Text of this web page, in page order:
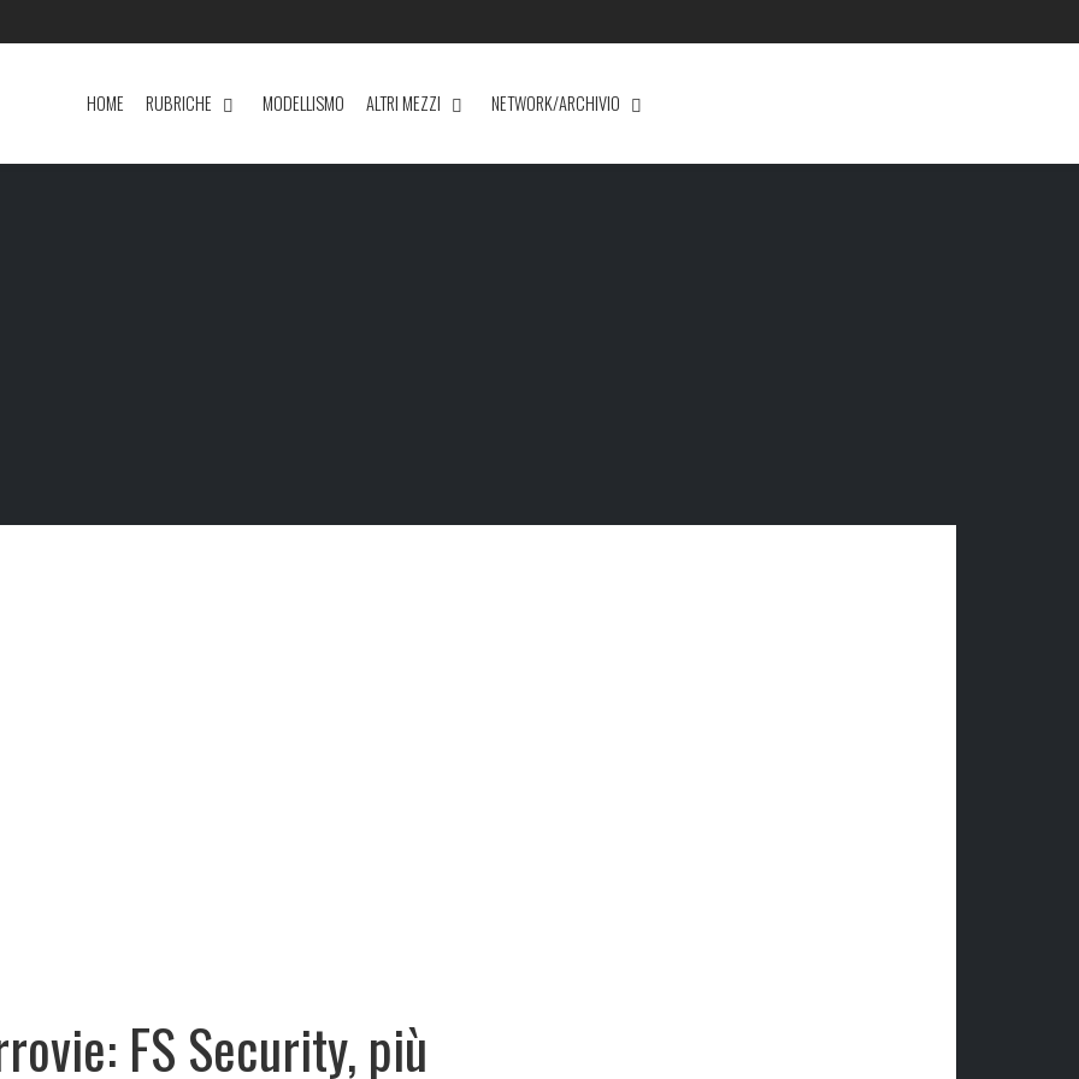
HOME RUBRICHE MODELLISMO ALTRI MEZZI NETWORK/ARCHIVIO
FS Security, più